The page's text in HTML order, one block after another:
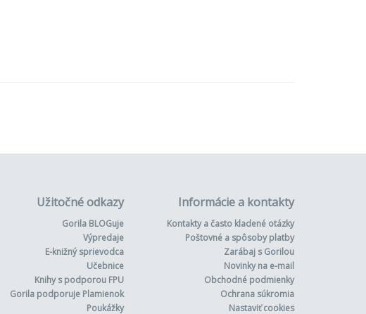
Užitočné odkazy
Gorila BLOGuje
Výpredaje
E-knižný sprievodca
Učebnice
Knihy s podporou FPU
Gorila podporuje Plamienok
Poukážky
Informácie a kontakty
Kontakty a často kladené otázky
Poštovné a spôsoby platby
Zarábaj s Gorilou
Novinky na e-mail
Obchodné podmienky
Ochrana súkromia
Nastaviť cookies